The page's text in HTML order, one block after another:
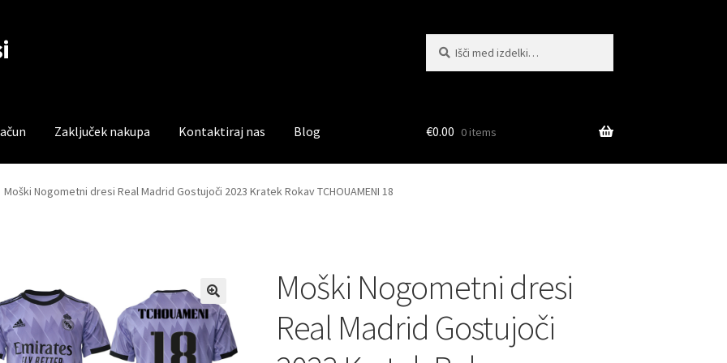
Zaključek nakupa Kontaktiraj nas Blog
Trgovina Zaključek nakupa
€0.00 0 items
Moški Nogometni dresi Real Madrid Gostujoči 2023 Kratek Rokav TCHOUAMENI 18
Moški Nogometni dresi
Real Madrid Gostujoči